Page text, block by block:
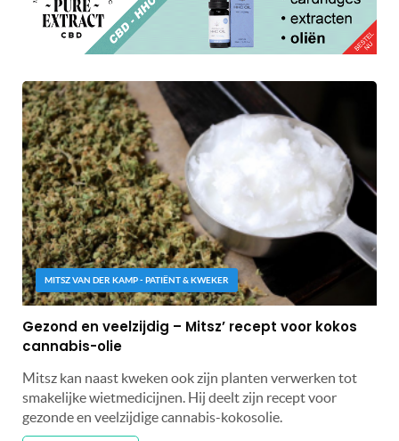
MITSZ VAN DER KAMP - PATIËNT & KWEKER
Gezond en veelzijdig – Mitsz’ recept voor kokos
cannabis-olie
Mitsz kan naast kweken ook zijn planten verwerken tot
smakelijke wietmedicijnen. Hij deelt zijn recept voor
gezonde en veelzijdige cannabis-kokosolie.